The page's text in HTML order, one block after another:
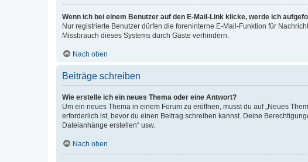
Wenn ich bei einem Benutzer auf den E-Mail-Link klicke, werde ich
Nur registrierte Benutzer dürfen die foreninterne E-Mail-Funktion für
Missbrauch dieses Systems durch Gäste verhindern.
Nach oben
Beiträge schreiben
Wie erstelle ich ein neues Thema oder eine Antwort?
Um ein neues Thema in einem Forum zu eröffnen, musst du auf „Neues
erforderlich ist, bevor du einen Beitrag schreiben kannst. Deine
Dateianhänge erstellen“ usw.
Nach oben